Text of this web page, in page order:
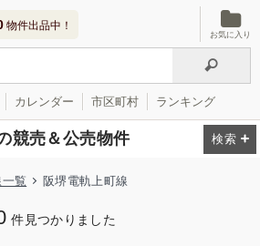
物件出品中！
お気に入り
カレンダー 市区町村 ランキング
競売＆公売物件
覧 阪堺電軌上町線
件見つかりました